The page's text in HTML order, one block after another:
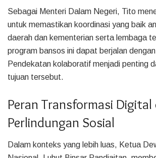
Sebagai Menteri Dalam Negeri, Tito
untuk memastikan koordinasi yang baik
daerah dan kementerian serta lembaga
program bansos ini dapat berjalan
Pendekatan kolaboratif menjadi penting
tujuan tersebut.
Peran Transformasi Digital
Perlindungan Sosial
Dalam konteks yang lebih luas, Ketua